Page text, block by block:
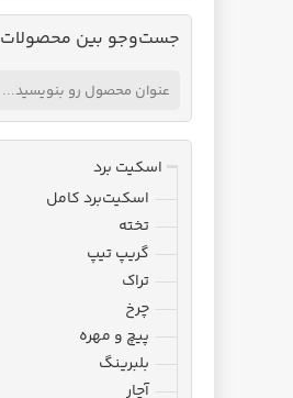
جست‌وجو بین محصولات
اسکیت برد
اسکیت‌برد کامل
تخته
گریپ تیپ
تراک
چرخ
پیچ و مهره
بلبرینگ
آچار